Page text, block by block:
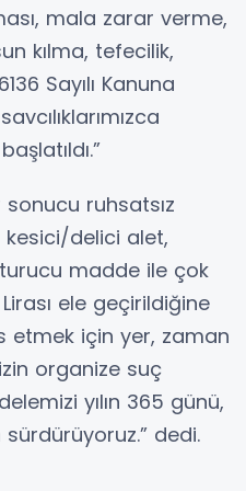
mala zarar verme,
kılma, tefecilik,
Sayılı Kanuna
ruhsatsız
delici alet,
madde ile çok
ele geçirildiğine
etmek için yer, zaman
organize suç
yılın 365 günü,
dedi.